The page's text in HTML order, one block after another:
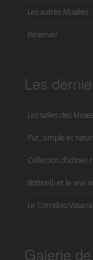
Les autres Musées
Réserver
Les
Les salles des
Pur, simple et
Collection d'icônes
Botticelli et le vrai
Le Corridoio
Galerie